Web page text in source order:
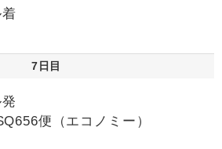
7日目
便（エコノミー）